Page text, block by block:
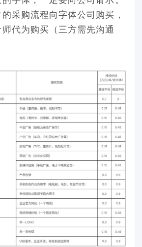
采购流程向字体公司购买，
代为购买（三方需先沟通